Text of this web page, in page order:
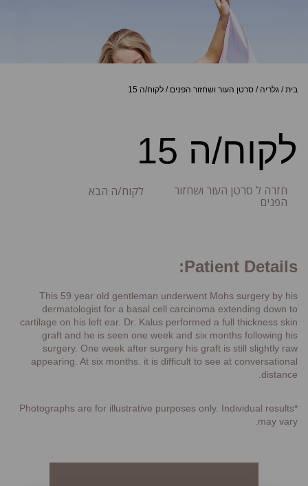
בית/ גלריה / סרטן העור ושחזור הפנים / לקוח/ה 15
לקוח/ה 15
חזרה ל סרטן העור ושחזור
הפנים
לקוח/ה הבא
Patient Details:
This 59 year old gentleman underwent Mohs surgery by his
dermatologist for a basal cell carcinoma extending down to
cartilage on his left ear. Dr. Kalus performed a full thickness skin
graft and he is seen one week and six months following his
surgery. One week after surgery his graft is still slightly raw
appearing. At six months. it is difficult to see at conversational
distance.
*Photographs are for illustrative purposes only. Individual results
may vary.